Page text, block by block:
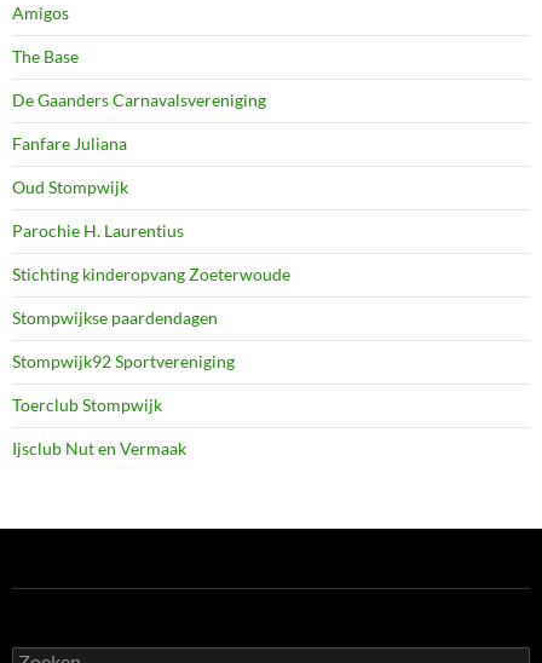
Amigos
The Base
De Gaanders Carnavalsvereniging
Fanfare Juliana
Oud Stompwijk
Parochie H. Laurentius
Stichting kinderopvang Zoeterwoude
Stompwijkse paardendagen
Stompwijk92 Sportvereniging
Toerclub Stompwijk
Ijsclub Nut en Vermaak
Zoeken